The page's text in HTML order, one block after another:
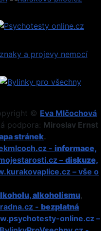
© Eva Mlčochová
podpora: Miroslav Ernst
stránek.
- informace,
– diskuze,
– vše o
alkoholismu,
- bezplatná
online.cz –